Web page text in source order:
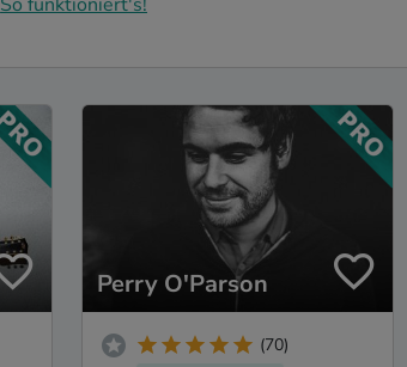
Perry O'Parson
(70)